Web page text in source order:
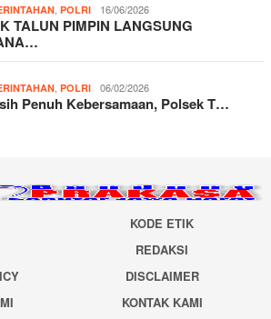
POLRI 16/06/2026
TALUN PIMPIN LANGSUNG
POLRI 06/02/2026
Penuh Kebersamaan, Polsek T…
KODE ETIK
REDAKSI
DISCLAIMER
KONTAK KAMI